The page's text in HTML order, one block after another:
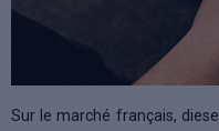
Sur le marché français,